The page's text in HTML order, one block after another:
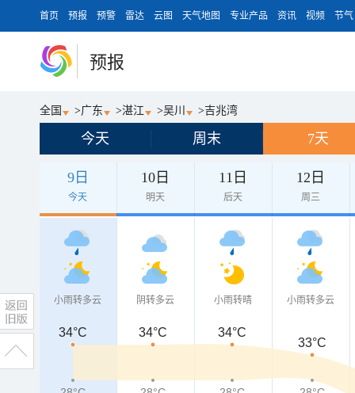
首页 预报 预警 雷达 云图 天气地图 专业产品 资讯 视频 节气
预报
全国 >广东 >湛江 >吴川 >吉兆湾
今天 周末 7天
9日
今天
10日
明天
11日
后天
12日
周三
小雨转多云 阴转多云 小雨转晴 小雨转多云
34°C 34°C 34°C
33°C